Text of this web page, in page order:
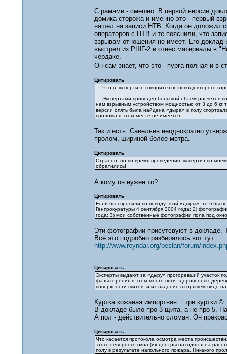
С рамами - смешно. В первой версии
домика сторожа и именно это - первый
нашел на записи НТВ. Когда он доложил
операторов с НТВ и те пояснили, что
взрывам отношения не имеет. Его
выстрел из РШГ-2 и отнес материалы в
чердаке.
Он сам знает, что это - пурга полная и в
Цитировать
— Что в экспертизе говорится по поводу второго
— Экспертами проведен большой объем расчетов
нем взрывным устройством мощностью от 3 до 6 кг
версии опять была найдена «дыра» в полу
пролома в этом месте не имеется.
Так и есть. Савельев неоднократно
пролом, шириной более метра.
Цитировать
Странно, но во время проведения экспертиз по
обратились!
А кому он нужен то?
Цитировать
Если бы спросили по поводу этой «дыры», то я бы
Генпрокуратуры 4 сентября 2004 года; 2)
года; 3) мои собственные фотографии пола под
Эти фотографии присутсвуют в
Всё это подробно разбиралось вот тут:
http://www.reyndar.org/beslan/forum/
Цитировать
Эксперты выдают за «дыру» прогоревший участок
фазы горения в этом месте пяти здоровенных
поверхности щитов, и их падение в горящем виде
Куртка кожаная импортная... три куртки ©
В докладе было про 3 щита, а не про 5.
А пол - действительно сломан. Он
Цитировать
Что касается протокола осмотра места
этого северного окна (их центры находятся на
полу в результате напольного пожара. Никакого